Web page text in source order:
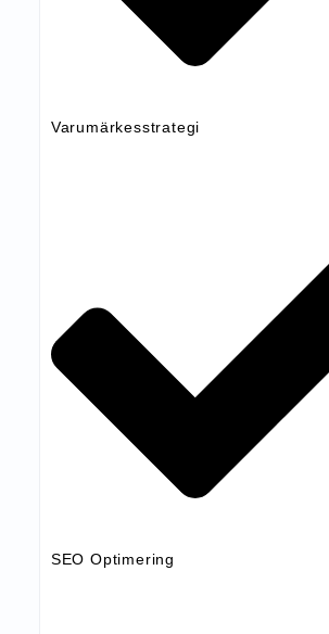
Varumärkesstrategi
SEO Optimering